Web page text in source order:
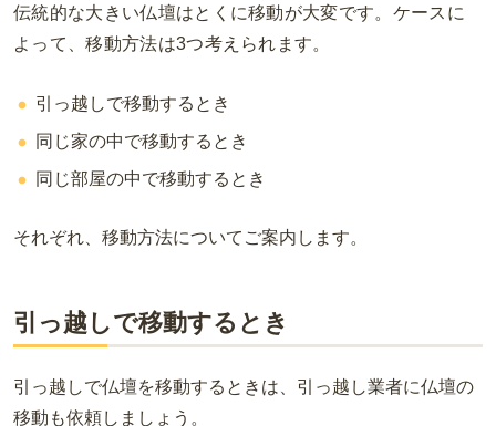
伝統的な大きい仏壇はとくに移動が大変です。ケースに
よって、移動方法は3つ考えられます。
引っ越しで移動するとき
同じ家の中で移動するとき
同じ部屋の中で移動するとき
それぞれ、移動方法についてご案内します。
引っ越しで移動するとき
引っ越しで仏壇を移動するときは、引っ越し業者に仏壇の
移動も依頼しましょう。